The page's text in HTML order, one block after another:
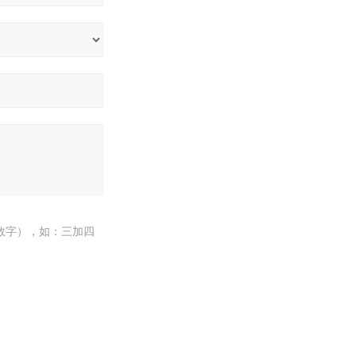
字），如：三加四